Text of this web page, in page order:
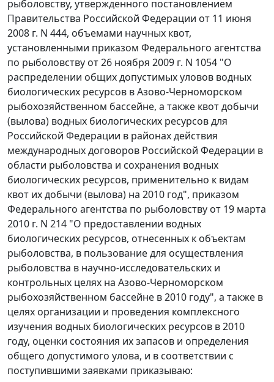
рыболовству, утвержденного постановлением
Правительства Российской Федерации от 11 июня
2008 г. N 444, объемами научных квот,
установленными приказом Федерального агентства
по рыболовству от 26 ноября 2009 г. N 1054 "О
распределении общих допустимых уловов водных
биологических ресурсов в Азово-Черноморском
рыбохозяйственном бассейне, а также квот добычи
(вылова) водных биологических ресурсов для
Российской Федерации в районах действия
международных договоров Российской Федерации в
области рыболовства и сохранения водных
биологических ресурсов, применительно к видам
квот их добычи (вылова) на 2010 год", приказом
Федерального агентства по рыболовству от 19 марта
2010 г. N 214 "О предоставлении водных
биологических ресурсов, отнесенных к объектам
рыболовства, в пользование для осуществления
рыболовства в научно-исследовательских и
контрольных целях на Азово-Черноморском
рыбохозяйственном бассейне в 2010 году", а также в
целях организации и проведения комплексного
изучения водных биологических ресурсов в 2010
году, оценки состояния их запасов и определения
общего допустимого улова, и в соответствии с
поступившими заявками приказываю: